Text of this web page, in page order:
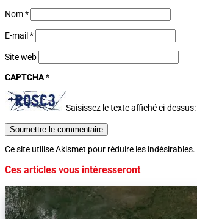
Nom*
E-mail *
Site web
CAPTCHA*
Saisissez le texte affiché ci-dessus:
Soumettre le commentaire
Ce site utilise Akismet pour réduire les indésirables.
Ces articles vous intéresseront